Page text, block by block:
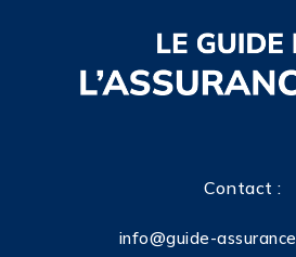
Contact :
info@guide-